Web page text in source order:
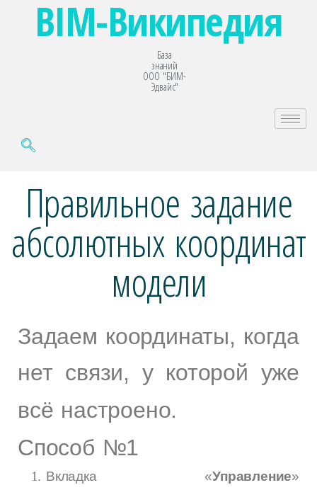
BIM-Википедия
База
знаний
ООО "БИМ-
Эдвайс"
Правильное задание
абсолютных координат
модели
Задаем координаты, когда
нет связи, у которой уже
всё настроено.
Способ №1
Вкладка «Управление»